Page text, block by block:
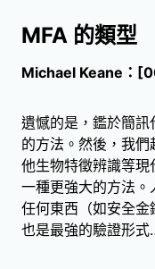
MFA 的類型
Michael Keane：
遺憾的是，鑑於簡
的方法。然後，我
他生物特徵辨識等
一種更強大的方法
任何東西（如安全金
也是最強的驗證形